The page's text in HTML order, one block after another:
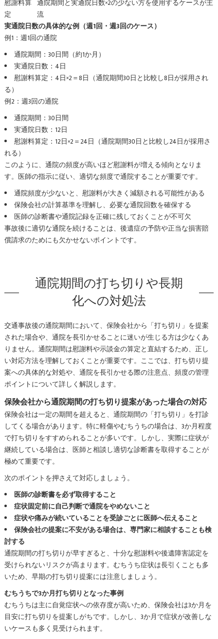
慰謝料算
定
通院期間と実通院日数×2の少ない方を使用するケースが主
流
実通院日数の具体的な例（週1回・週3回のケース）
例1：週1回の通院
通院期間：30日間（約1か月）
実通院日数：4日
慰謝料算定：4日×2＝8日（通院期間30日と比較し8日が採用され
る）
例2：週3回の通院
通院期間：30日間
実通院日数：12日
慰謝料算定：12日×2＝24日（通院期間30日と比較し24日が採用さ
れる）
このように、通院の頻度が高いほど慰謝料が増える傾向となりま
す。医師の指示に従い、適切な頻度で通院することが重要です。
通院頻度が少ないと、慰謝料が大きく減額される可能性がある
保険会社の計算基準を理解し、必要な通院回数を確保する
医師の診断書や通院記録を正確に残しておくことが不可欠
事故後に適切な通院を続けることは、後遺症の予防や正当な損害賠
償請求のためにも欠かせないポイントです。
通院期間の打ち切りや長期
化への対処法
交通事故後の通院期間において、保険会社から「打ち切り」を提案
された場合や、通院を長引かせることに迷いが生じる方は少なくあ
りません。通院期間は慰謝料や示談金の算定と直結するため、正し
い対応方法を理解しておくことが重要です。ここでは、打ち切り提
案への具体的な対処や、通院を長引かせる際の注意点、頻度の管理
ポイントについて詳しく解説します。
保険会社から通院期間の打ち切り提案があった場合の対応
保険会社は一定の期間を超えると、通院期間の「打ち切り」を打診
してくる場合があります。特に軽傷やむちうちの場合は、3か月程度
で打ち切りをすすめられることが多いです。しかし、実際に症状が
継続している場合は、医師と相談し適切な診断書を取得することが
極めて重要です。
次のポイントを押さえて対応しましょう。
医師の診断書を必ず取得すること
症状固定前に自己判断で通院をやめないこと
症状や痛みが続いていることを受診ごとに医師へ伝えること
保険会社の提案に不安がある場合は、専門家に相談することも検
討する
通院期間の打ち切りが早すぎると、十分な慰謝料や後遺障害認定を
受けられないリスクが高まります。むちうち症状は長引くことも多
いため、早期の打ち切り提案には注意しましょう。
むちうちで3か月打ち切りとなった事例
むちうちは主に自覚症状への依存度が高いため、保険会社は3か月を
目安に打ち切りを提案しがちです。しかし、3か月で症状が改善しな
いケースも多く見受けられます。